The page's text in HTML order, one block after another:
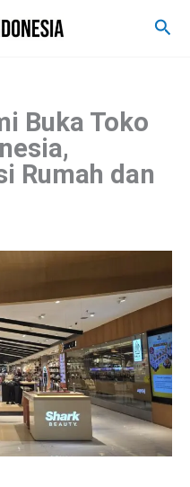
Cari
Buka Toko
Rumah dan